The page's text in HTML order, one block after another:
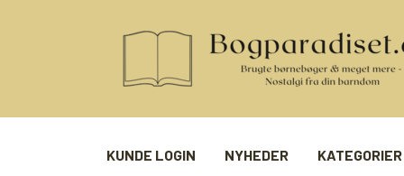
KUNDE LOGIN NYHEDER KATEGORIER